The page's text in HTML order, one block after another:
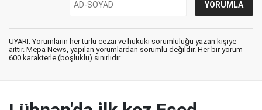
UYARI: Yorumların her türlü cezai ve hukuki sorumluluğu yazan kişiye
aittir. Mepa News, yapılan yorumlardan sorumlu değildir. Her bir yorum
600 karakterle (boşluklu) sınırlıdır.